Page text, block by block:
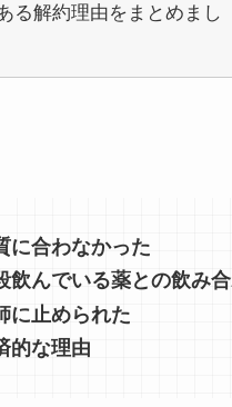
る解約理由をまとめまし
に合わなかった
飲んでいる薬との飲み
に止められた
的な理由